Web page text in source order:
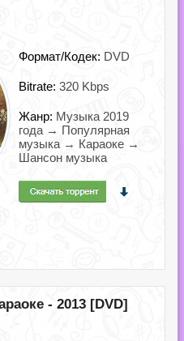
Формат/Кодек: DVD
Bitrate: 320 Kbps
Жанр: Музыка 2019
года → Популярная
музыка → Караоке →
Шансон музыка
- 2013 [DVD]